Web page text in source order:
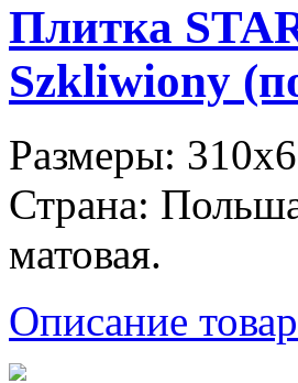
Плитка
Szkliwiony
Размеры:
Страна:
матовая.
Описание